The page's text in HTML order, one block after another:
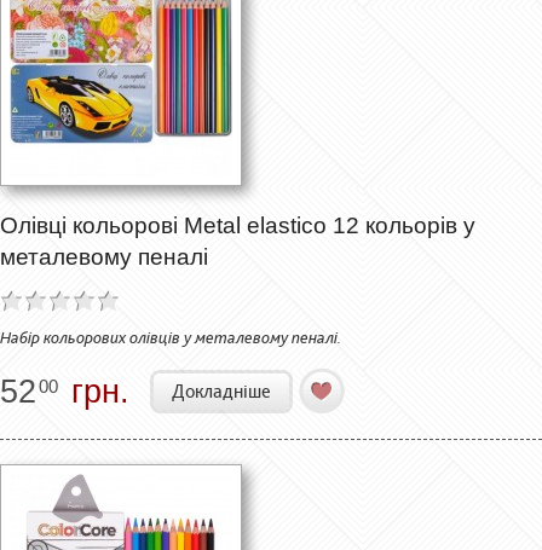
Олівці кольорові Metal elastico 12 кольорів у
металевому пеналі
Набір кольорових олівців у металевому пеналі.
5200 грн. Докладніше